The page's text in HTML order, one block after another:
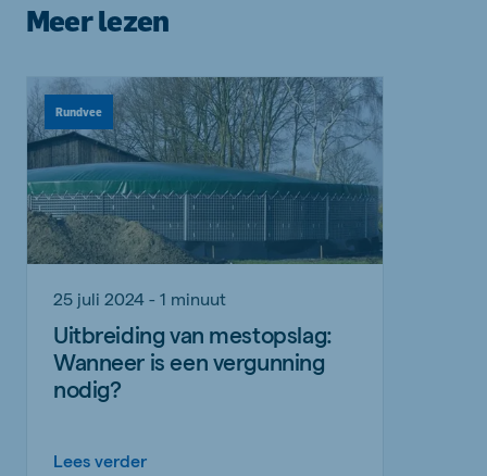
Meer lezen
Rundvee
25 juli 2024 - 1 minuut
Uitbreiding van mestopslag:
Wanneer is een vergunning
nodig?
Lees verder